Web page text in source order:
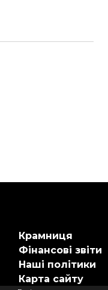
Крамниця
Фінансові звіти
Наші політики
Карта сайту